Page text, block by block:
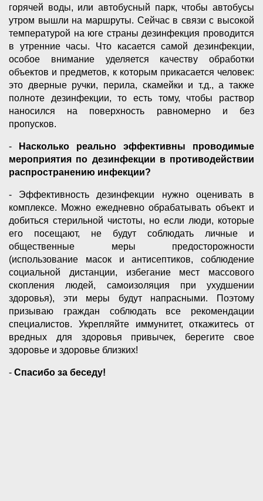
горячей воды, или автобусный парк, чтобы автобусы
утром вышли на маршруты. Сейчас в связи с высокой
температурой на юге страны дезинфекция проводится
в утренние часы. Что касается самой дезинфекции,
особое внимание уделяется качеству обработки
объектов и предметов, к которым прикасается человек:
это дверные ручки, перила, скамейки и т.д., а также
полноте дезинфекции, то есть тому, чтобы раствор
наносился на поверхность равномерно и без
пропусков.
-
Насколько реально эффективны проводимые
мероприятия по дезинфекции в противодействии
распространению инфекции?
- Эффективность дезинфекции нужно оценивать в
комплексе. Можно ежедневно обрабатывать объект и
добиться стерильной чистоты, но если люди, которые
его посещают, не будут соблюдать личные и
общественные меры предосторожности
(использование масок и антисептиков, соблюдение
социальной дистанции, избегание мест массового
скопления людей, самоизоляция при ухудшении
здоровья), эти меры будут напрасными. Поэтому
призываю граждан соблюдать все рекомендации
специалистов. Укрепляйте иммунитет, откажитесь от
вредных для здоровья привычек, берегите свое
здоровье и здоровье близких!
- Спасибо за беседу!